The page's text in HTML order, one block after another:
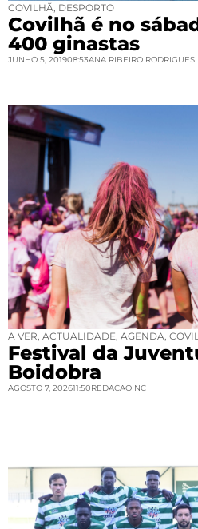
COVILHÃ DESPORTO
Covilhã é no
400 ginastas
JUNHO 5, 201908:53ANA RIBEIRO RODRIGUES
A VER ACTUALIDADE AGENDA
Festival da
Boidobra
AGOSTO 7, 202611:50REDACAO NC